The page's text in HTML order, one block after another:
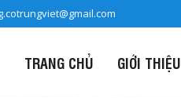
TRANG CHỦ GIỚI THIỆU